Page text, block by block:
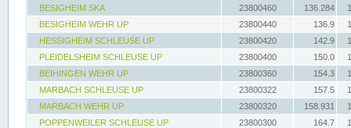
BESIGHEIM SKA
23800460 136.284
BESIGHEIM WEHR UP
23800440 136.9
HESSIGHEIM SCHLEUSE UP
23800420 142.9
PLEIDELSHEIM SCHLEUSE UP
23800400 150.0
BEIHINGEN WEHR UP
23800360 154.3
MARBACH SCHLEUSE UP
23800322 157.5
MARBACH WEHR UP
23800320 158.931
POPPENWEILER SCHLEUSE UP
23800300 164.7